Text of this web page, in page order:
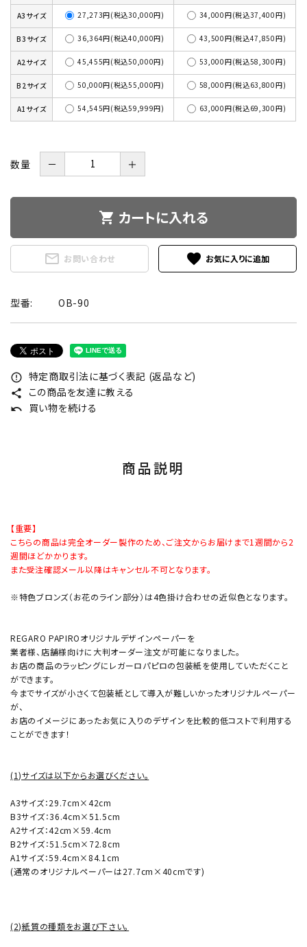
A3サイズ 27,273円(税込30,000円) 34,000円(税込37,400円)
B3サイズ 36,364円(税込40,000円) 43,500円(税込47,850円)
A2サイズ 45,455円(税込50,000円) 53,000円(税込58,300円)
B2サイズ 50,000円(税込55,000円) 58,000円(税込63,800円)
A1サイズ 54,545円(税込59,999円) 63,000円(税込69,300円)
数量 － ＋
shopping_cart カートに入れる
mail_outline お問い合わせ favorite
型番: OB-90
error_outline 特定商取引法に基づく表記 (返品など)
share この商品を友達に教える
undo 買い物を続ける
商品説明
【重要】
こちらの商品は完全オーダー製作のため、ご注文からお届けまで1週間から2
週間ほどかかります。
また受注確認メール以降はキャンセル不可となります。
※特色ブロンズ（お花のライン部分）は4色掛け合わせの近似色となります。
REGARO PAPIROオリジナルデザインペーパーを
業者様、店舗様向けに大判オーダー注文が可能になりました。
お店の商品のラッピングにレガーロパピロの包装紙を使用していただくこと
ができます。
今までサイズが小さくて包装紙として導入が難しいかったオリジナルペーパー
が、
お店のイメージにあったお気に入りのデザインを比較的低コストで利用する
ことができます！
(1)サイズは以下からお選びください。
A3サイズ：29.7cm×42cm
B3サイズ：36.4cm×51.5cm
A2サイズ：42cm×59.4cm
B2サイズ：51.5cm×72.8cm
A1サイズ：59.4cm×84.1cm
(通常のオリジナルペーパーは27.7cm×40cmです)
(2)紙質の種類をお選び下さい。